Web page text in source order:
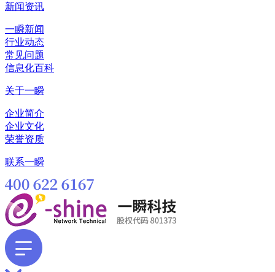
新闻资讯
一瞬新闻
行业动态
常见问题
信息化百科
关于一瞬
企业简介
企业文化
荣誉资质
联系一瞬